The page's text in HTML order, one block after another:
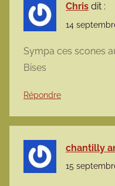
Chris dit :
14
Sympa ces scones
Bises
Répondre
chantilly
15